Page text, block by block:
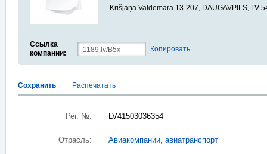
Krišjāņa Valdemāra 13-207, DAUGAVPILS, LV-
Ссылка
компании:
Копировать
Сохранить Распечатать
Рег. №: LV41503036354
Отрасль: Авиакомпании, авиатранспорт